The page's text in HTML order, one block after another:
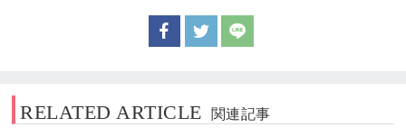
RELATED ARTICLE 関連記事